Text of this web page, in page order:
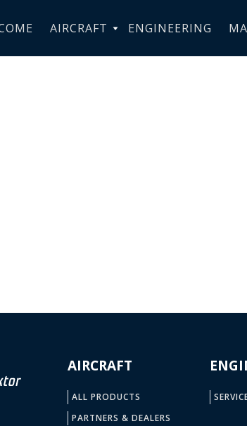
AIRCRAFT ENGINEERING
AIRCRAFT
ALL PRODUCTS
PARTNERS & DEALERS